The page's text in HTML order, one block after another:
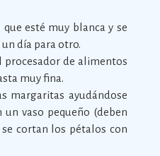
esté muy blanca y se
día para otro.
procesador de alimentos
muy fina.
margaritas ayudándose
vaso pequeño (deben
cortan los pétalos con